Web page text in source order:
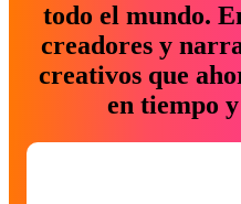
todo el mundo.
creadores y
creativos que
en tiempo